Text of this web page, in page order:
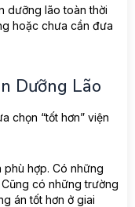
dưỡng lão toàn thời
hoặc chưa cần đưa
Dưỡng Lão
chọn “tốt hơn” viện
hợp. Có những
có những trường
án tốt hơn ở giai